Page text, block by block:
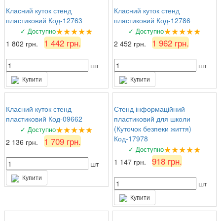
Класний куток стенд
пластиковий Код-12763
✓ Доступно★★★★★
1 802 грн. 1 442 грн.
шт
Купити
Класний куток стенд
пластиковий Код-12786
✓ Доступно★★★★★
2 452 грн. 1 962 грн.
шт
Купити
Класний куток стенд
пластиковий Код-09662
✓ Доступно★★★★★
2 136 грн. 1 709 грн.
шт
Купити
Стенд інформаційний
пластиковий для школи
(Куточок безпеки життя)
Код-17978
✓ Доступно★★★★★
1 147 грн. 918 грн.
шт
Купити